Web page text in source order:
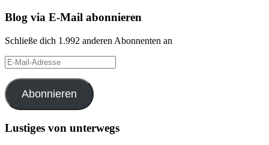
Blog via E-Mail abonnieren
Schließe dich 1.992 anderen Abonnenten an
E-
Mail-
Adresse
Abonnieren
Lustiges von unterwegs